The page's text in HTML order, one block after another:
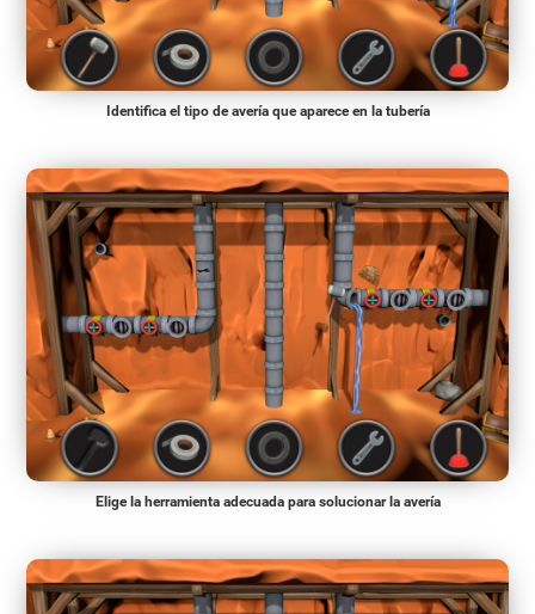
Identifica el tipo de avería que aparece en la tubería
Elige la herramienta adecuada para solucionar la avería